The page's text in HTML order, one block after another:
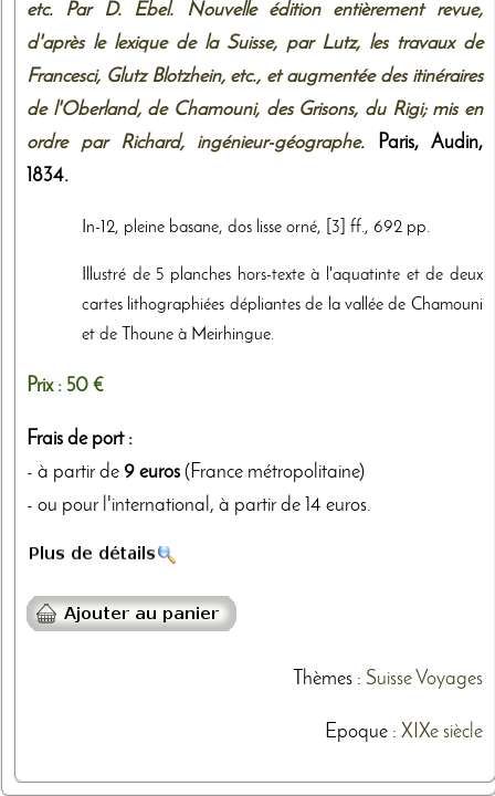
etc. Par D. Ebel. Nouvelle édition entièrement revue,
d'après le lexique de la Suisse, par Lutz, les travaux de
Francesci, Glutz Blotzhein, etc., et augmentée des itinéraires
de l'Oberland, de Chamouni, des Grisons, du Rigi; mis en
ordre par Richard, ingénieur-géographe. Paris, Audin,
1834.
In-12, pleine basane, dos lisse orné, [3] ff., 692 pp.
Illustré de 5 planches hors-texte à l'aquatinte et de deux
cartes lithographiées dépliantes de la vallée de Chamouni
et de Thoune à Meirhingue.
Prix : 50 €
Frais de port :
- à partir de 9 euros (France métropolitaine)
- ou pour l'international, à partir de 14 euros.
Thèmes: Suisse Voyages
Epoque : XIXe siècle